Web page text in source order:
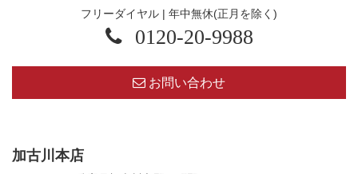
フリーダイヤル | 年中無休(正月を除く)
0120-20-9988
お問い合わせ
加古川本店